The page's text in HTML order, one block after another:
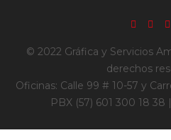
© 2022 Gráfica y Servicios
derechos
Oficinas: Calle 99 # 10-57 y
PBX (57) 601 300 18